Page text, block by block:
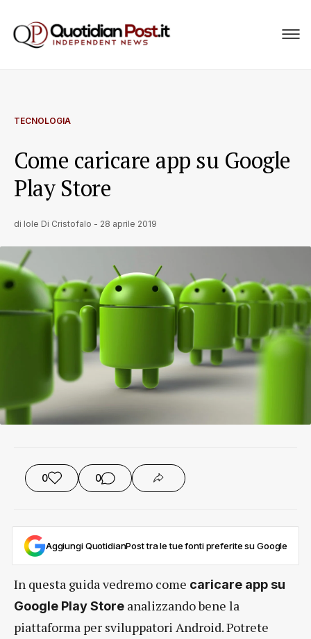
TECNOLOGIA
Come caricare app su Google
Play Store
di Iole Di Cristofalo - 28 aprile 2019
0 0
Aggiungi QuotidianPost tra le tue fonti preferite su Google
In questa guida vedremo come caricare app su
Google Play Store analizzando bene la
piattaforma per sviluppatori Android. Potrete